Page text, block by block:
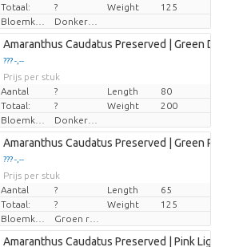
Totaal:
? Weight
125
Bloemkleur
Donkerblauw
Amaranthus Caudatus Preserved | Green
??? -,--
Prijs per stuk
Aantal
? Length
80
Totaal:
? Weight
200
Bloemkleur
Donkergroen
Amaranthus Caudatus Preserved | Green Red
??? -,--
Prijs per stuk
Aantal
? Length
65
Totaal:
? Weight
125
Bloemkleur
Groen rood
Amaranthus Caudatus Preserved | Pink Light |